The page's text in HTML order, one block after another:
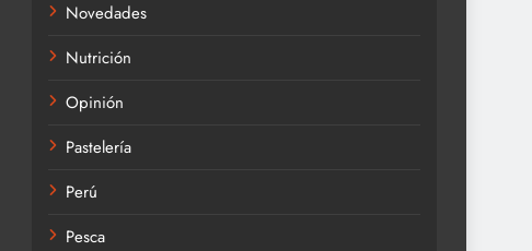
Novedades
Nutrición
Opinión
Pastelería
Perú
Pesca